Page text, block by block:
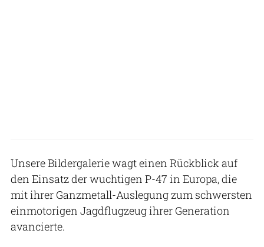
Unsere Bildergalerie wagt einen Rückblick auf
den Einsatz der wuchtigen P-47 in Europa, die
mit ihrer Ganzmetall-Auslegung zum schwersten
einmotorigen Jagdflugzeug ihrer Generation
avancierte.